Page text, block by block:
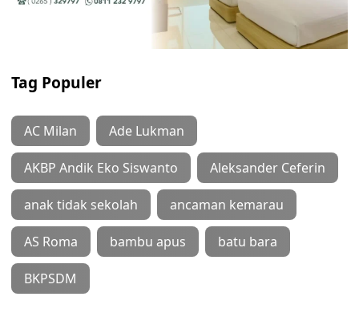
Tag Populer
AC Milan Ade Lukman
AKBP Andik Eko Siswanto Aleksander Ceferin
anak tidak sekolah ancaman kemarau
AS Roma bambu apus batu bara
BKPSDM